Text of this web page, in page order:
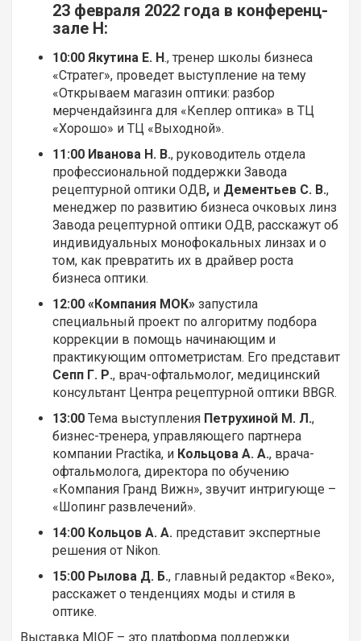
23 февраля 2022 года в конференц-
зале Н:
10:00 Якутина Е. Н., тренер школы бизнеса
«Стратег», проведет выступление на тему
«Открываем магазин оптики: разбор
мерчендайзинга для «Кеплер оптика» в ТЦ
«Хорошо» и ТЦ «Выходной».
11:00 Иванова Н. В., руководитель отдела
профессиональной поддержки Завода
рецептурной оптики ОДВ, и Дементьев С. В.,
менеджер по развитию бизнеса очковых линз
Завода рецептурной оптики ОДВ, расскажут об
индивидуальных монофокальных линзах и о
том, как превратить их в драйвер роста
бизнеса оптики.
12:00 «Компания МОК» запустила
специальный проект по алгоритму подбора
коррекции в помощь начинающим и
практикующим оптометристам. Его представит
Сепп Г. Р., врач-офтальмолог, медицинский
консультант Центра рецептурной оптики BBGR.
13:00 Тема выступления Петрухиной М. Л.,
бизнес-тренера, управляющего партнера
компании Practika, и Кольцова А. А., врача-
офтальмолога, директора по обучению
«Компания Гранд Вижн», звучит интригующе –
«Шопинг развлечений».
14:00 Кольцов А. А. представит экспертные
решения от Nikon.
15:00 Рылова Д. Б., главный редактор «Веко»,
расскажет о тенденциях моды и стиля в
оптике.
Выставка MIOF – это платформа поддержки